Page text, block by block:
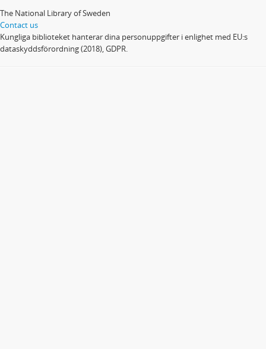
The National Library of Sweden
Contact us
Kungliga biblioteket hanterar dina personuppgifter i enlighet med EU:s
dataskyddsförordning (2018), GDPR.